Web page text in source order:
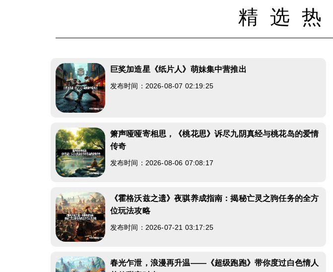
精选
巨奖加造星《纸片人》萌妹集中营推出
发布时间：2026-08-07 02:19:25
箫声哑哑寄相思，《桃花思》诉尽九阴真经与桃花岛的爱情
传奇
发布时间：2026-08-06 07:08:17
《霍格沃兹之遗》夜骐养成指南：揭秘亡灵之驹任务的全方
位玩法攻略
发布时间：2026-07-21 03:17:25
春光乍泄，浪漫再升温——《超级跑跑》带你度过白色情人